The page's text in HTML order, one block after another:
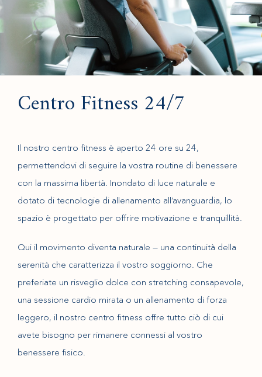
Centro Fitness 24/7
Il nostro centro fitness è aperto 24 ore su 24,
permettendovi di seguire la vostra routine di benessere
con la massima libertà. Inondato di luce naturale e
dotato di tecnologie di allenamento all’avanguardia, lo
spazio è progettato per offrire motivazione e tranquillità.
Qui il movimento diventa naturale — una continuità della
serenità che caratterizza il vostro soggiorno. Che
preferiate un risveglio dolce con stretching consapevole,
una sessione cardio mirata o un allenamento di forza
leggero, il nostro centro fitness offre tutto ciò di cui
avete bisogno per rimanere connessi al vostro
benessere fisico.